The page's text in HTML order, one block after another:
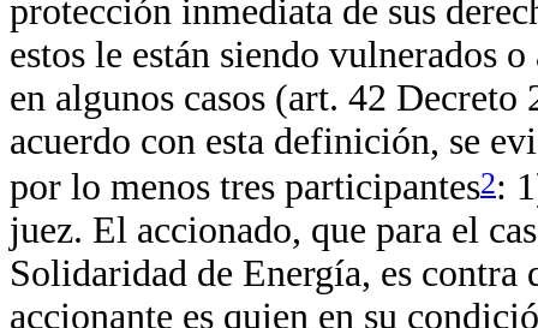
protección inmediata de sus
estos le están siendo vulnerados
en algunos casos (art. 42
acuerdo con esta definición, se
por lo menos tres participantes2:
juez. El accionado, que para el
Solidaridad de Energía, es
accionante es quien en su